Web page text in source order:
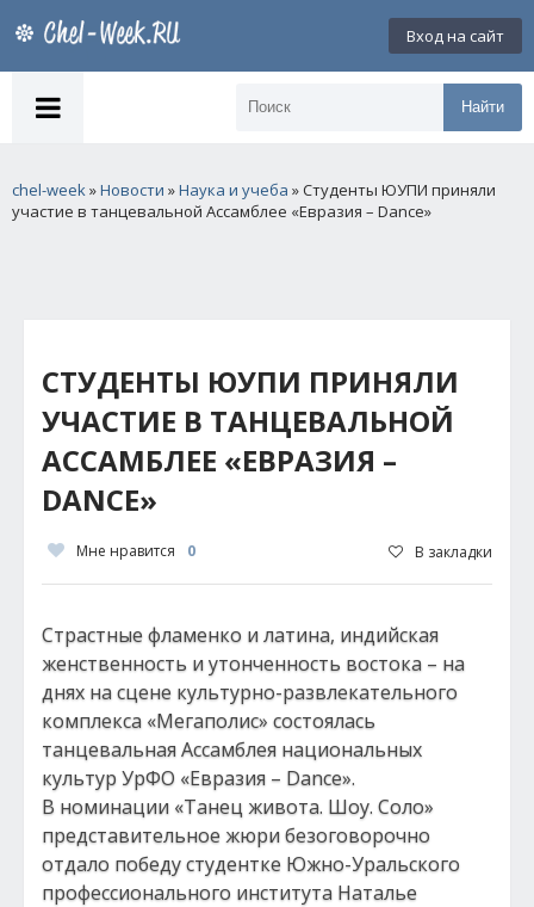
Вход на сайт
Найти
chel-week»Новости »Наука и учеба » Студенты ЮУПИ приняли
участие в танцевальной Ассамблее «Евразия – Dance»
СТУДЕНТЫ ЮУПИ ПРИНЯЛИ
УЧАСТИЕ В ТАНЦЕВАЛЬНОЙ
АССАМБЛЕЕ «ЕВРАЗИЯ –
DANCE»
Мне нравится 0 В закладки
Страстные фламенко и латина, индийская
женственность и утонченность востока – на
днях на сцене культурно-развлекательного
комплекса «Мегаполис» состоялась
танцевальная Ассамблея национальных
культур УрФО «Евразия – Dance».
В номинации «Танец живота. Шоу. Соло»
представительное жюри безоговорочно
отдало победу студентке Южно-Уральского
профессионального института Наталье